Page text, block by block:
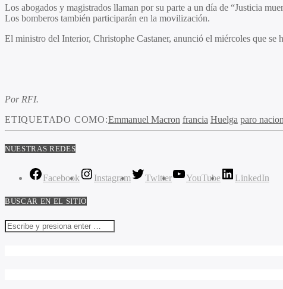
Los abogados y magistrados llaman por su parte a un día de “Justicia
Los bomberos también participarán en la movilización.
El ministro del Interior, Christophe Castaner, anunció el miércoles que se
Por RFI.
ETIQUETADO COMO:Emmanuel Macron francia Huelga paro
NUESTRAS REDES
Facebook Instagram Twitter YouTube LinkedIn
BUSCAR EN EL SITIO